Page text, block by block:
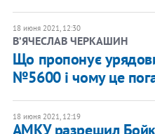
18 июня 2021, 12:30
В’ЯЧЕСЛАВ ЧЕРКАШИН
Що пропонує
№5600 і чому це
18 июня 2021, 12:19
АМКУ разрешил